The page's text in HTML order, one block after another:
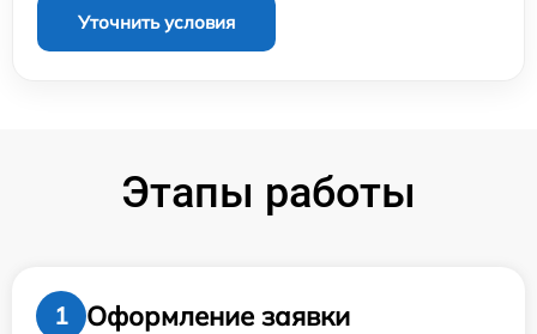
Уточнить условия
Этапы работы
1
Оформление заявки